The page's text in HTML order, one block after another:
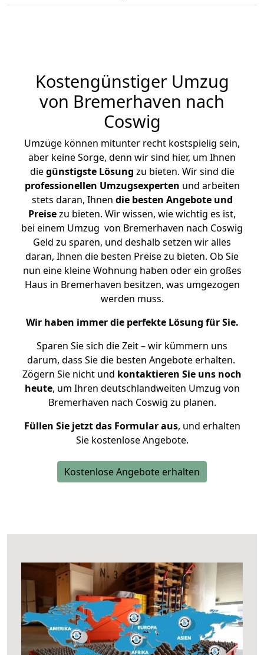
Kostengünstiger Umzug
von Bremerhaven nach
Coswig
Umzüge können mitunter recht kostspielig sein,
aber keine Sorge, denn wir sind hier, um Ihnen
diegünstigste Lösung zu bieten. Wir sind die
professionellen Umzugsexperten und arbeiten
stets daran, Ihnen die besten Angebote und
Preisezu bieten. Wir wissen, wie wichtig es ist,
bei einem Umzug von Bremerhaven nach Coswig
Geld zu sparen, und deshalb setzen wir alles
daran, Ihnen die besten Preise zu bieten. Ob Sie
nun eine kleine Wohnung haben oder ein großes
Haus in Bremerhaven besitzen, was umgezogen
werden muss.
Wir haben immer die perfekte Lösung für Sie.
Sparen Sie sich die Zeit – wir kümmern uns
darum, dass Sie die besten Angebote erhalten.
Zögern Sie nicht und kontaktieren Sie uns noch
heute, um Ihren deutschlandweiten Umzug von
Bremerhaven nach Coswig zu planen.
Füllen Sie jetzt das Formular aus, und erhalten
Sie kostenlose Angebote.
Kostenlose Angebote erhalten